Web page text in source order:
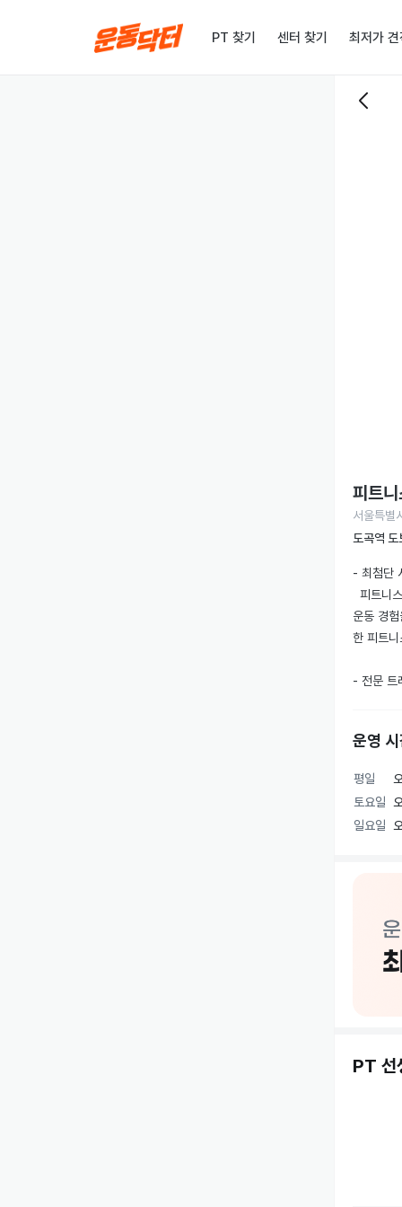
PT 찾기 센터 찾기 최저가
피트
서울특별
도곡역
- 최첨단
피트니
운동 경
한 피트
- 전문 트
얻을 수
- 편리한
회원의
게 공간
운영
평일
토요일
일요일
PT 선